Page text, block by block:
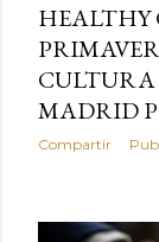
HEALTHY
CULTURA
MADRID
Compartir